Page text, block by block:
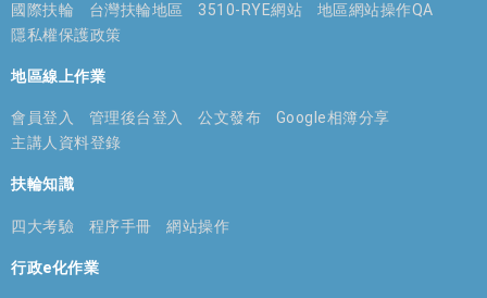
國際扶輪 台灣扶輪地區 3510-RYE網站
地區網站操作QA
隱私權保護政策
地區線上作業
會員登入 管理後台登入 公文發布
Google相簿分享
主講人資料登錄
扶輪知識
四大考驗 程序手冊 網站操作
行政e化作業